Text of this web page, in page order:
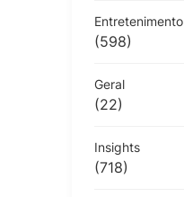
Entretenimento
(598)
Geral
(22)
Insights
(718)